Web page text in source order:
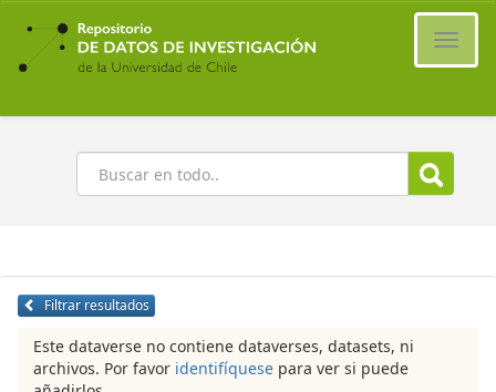
Ir
contenido
principal
Buscar
Filtrar resultados
Este dataverse no contiene dataverses, datasets, ni
archivos. Por favor identifíquese para ver si puede